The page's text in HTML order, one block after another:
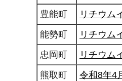
豊能町
リチウム
能勢町
リチウム
忠岡町
リチウム
熊取町
令和8年4